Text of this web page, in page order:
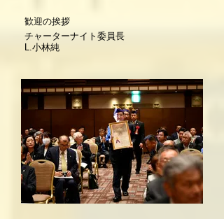
歓迎の挨拶
チャーターナイト委員長
L.小林純